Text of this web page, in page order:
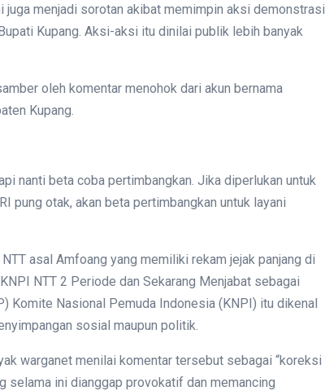
menjadi sorotan akibat memimpin aksi demonstrasi
Kupang. Aksi-aksi itu dinilai publik lebih banyak
oleh komentar menohok dari akun bernama
Kupang.
nanti beta coba pertimbangkan. Jika diperlukan untuk
pung otak, akan beta pertimbangkan untuk layani
asal Amfoang yang memiliki rekam jejak panjang di
NTT 2 Periode dan Sekarang Menjabat sebagai
Komite Nasional Pemuda Indonesia (KNPI) itu dikenal
sosial maupun politik.
warganet menilai komentar tersebut sebagai “koreksi
selama ini dianggap provokatif dan memancing